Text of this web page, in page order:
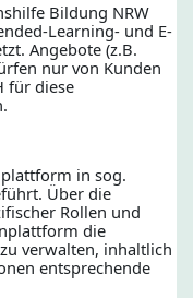
Bildung NRW
Learning- und E-
Angebote (z.B.
nur von Kunden
für diese
in sog.
Über die
Rollen und
die
verwalten, inhaltlich
entsprechende